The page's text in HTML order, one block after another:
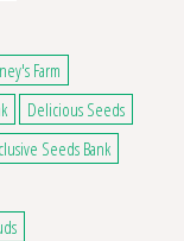
Farm
Delicious Seeds
Seeds Bank